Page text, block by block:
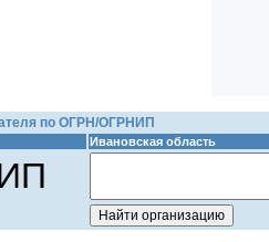
по ОГРН/ОГРНИП
Ивановская область